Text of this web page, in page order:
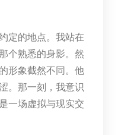
定的地点。我站在
个熟悉的身影。然
形象截然不同。他
。那一刻，我意识
一场虚拟与现实交